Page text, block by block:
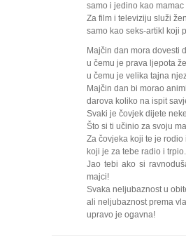
samo i jedino kao
Za film i televiziju služi
samo kao seks-artikl koji
Majčin dan mora dovesti
u čemu je prava ljepota
u čemu je velika tajna
Majčin dan bi morao
darova koliko na ispit
Svaki je čovjek dijete
Što si ti učinio za svoju
Za čovjeka koji te je
koji je za tebe radio i trpio.
Jao tebi ako si
majci!
Svaka neljubaznost u
ali neljubaznost prema
upravo je ogavna!